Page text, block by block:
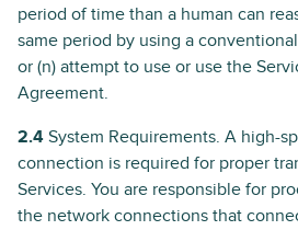
period of time than a human can
same period by using a
or (n) attempt to use or use the
Agreement.
2.4 System Requirements. A high-
connection is required for proper
Services. You are responsible for
the network connections that